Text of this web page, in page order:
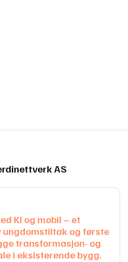
AS
KI og mobil – et
og første
transformasjon- og
i eksisterende bygg.